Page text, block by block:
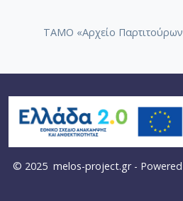
ΤΑΜΟ «Αρχείο
© 2025 melos-project.gr- Powered